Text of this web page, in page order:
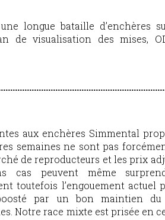
longue bataille d’enchères
de visualisation des mises,
aux enchères Simmental
semaines ne sont pas
de reproducteurs et les prix
cas peuvent même
toutefois l’engouement actuel
par un bon maintien
Notre race mixte est prisée en